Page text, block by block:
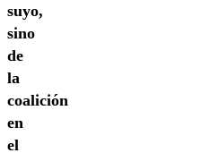
suyo,
sino
de
la
coalición
en
el